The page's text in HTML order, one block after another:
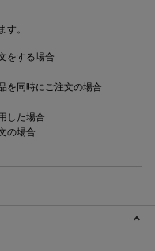
す。
をする場合
を同時にご注文の場合
した場合
の場合